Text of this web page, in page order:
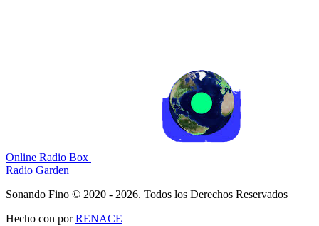
Online Radio Box
Radio Garden
Sonando Fino © 2020 - 2026. Todos los Derechos Reservados
Hecho con porRENACE